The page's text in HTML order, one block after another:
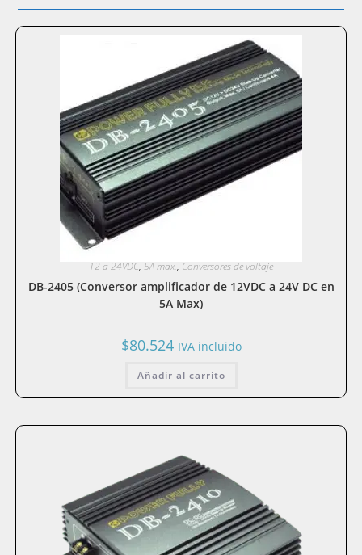
12 a 24VDC, 5A max., Conversores de voltaje
DB-2405 (Conversor amplificador de 12VDC a 24V DC en
5A Max)
$80.524 IVA incluido
Añadir al carrito